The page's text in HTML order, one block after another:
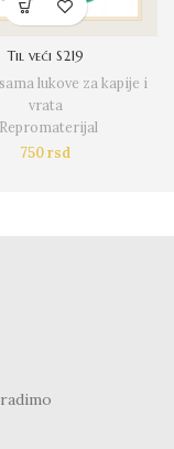
Til veći S219
lukove za kapije i
vrata
Repromaterijal
750rsd